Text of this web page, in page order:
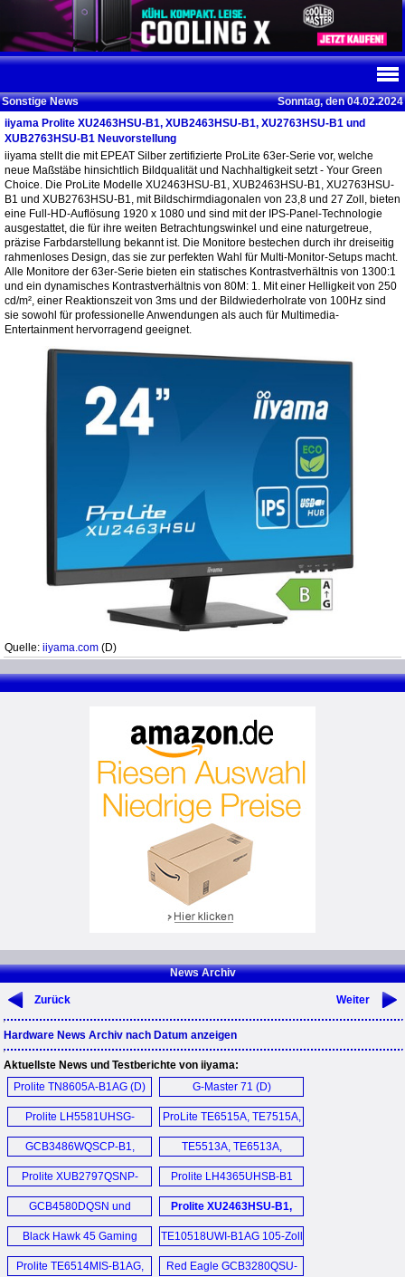
Sonstige News
Sonntag, den 04.02.2024
iiyama Prolite XU2463HSU-B1, XUB2463HSU-B1, XU2763HSU-B1 und
XUB2763HSU-B1 Neuvorstellung
iiyama stellt die mit EPEAT Silber zertifizierte ProLite 63er-Serie vor, welche
neue Maßstäbe hinsichtlich Bildqualität und Nachhaltigkeit setzt - Your Green
Choice. Die ProLite Modelle XU2463HSU-B1, XUB2463HSU-B1, XU2763HSU-
B1 und XUB2763HSU-B1, mit Bildschirmdiagonalen von 23,8 und 27 Zoll, bieten
eine Full-HD-Auflösung 1920 x 1080 und sind mit der IPS-Panel-Technologie
ausgestattet, die für ihre weiten Betrachtungswinkel und eine naturgetreue,
präzise Farbdarstellung bekannt ist. Die Monitore bestechen durch ihr dreiseitig
rahmenloses Design, das sie zur perfekten Wahl für Multi-Monitor-Setups macht.
Alle Monitore der 63er-Serie bieten ein statisches Kontrastverhältnis von 1300:1
und ein dynamisches Kontrastverhältnis von 80M: 1. Mit einer Helligkeit von 250
cd/m², einer Reaktionszeit von 3ms und der Bildwiederholrate von 100Hz sind
sie sowohl für professionelle Anwendungen als auch für Multimedia-
Entertainment hervorragend geeignet.
Quelle: iiyama.com (D)
News Archiv
Zurück Weiter
Hardware News Archiv nach Datum anzeigen
Aktuellste News und Testberichte von iiyama:
Prolite TN8605A-B1AG (D)
G-Master 71 (D)
Prolite LH5581UHSG-
1AG (D)
ProLite TE6515A, TE7515A,
TE8615A-B1AG (D)
GCB3486WQSCP-B1,
GCB3484WQSU-B1,
GCB3482WQSU-B1
Monitor (D)
TE5513A, TE6513A,
TE7513A, TE8613A,
TE9813A-B1AG (D)
Prolite XUB2797QSNP-
B1 (D)
Prolite LH4365UHSB-B1
Monitor (D)
GCB4580DQSN und
XCB4594DQSN-B1
Monitor (D)
Prolite XU2463HSU-B1,
XUB2463HSU-B1,
XU2763HSU-B1 und
XUB2763HSU-B1 (D)
Black Hawk 45 Gaming
Monitor (D)
TE10518UWI-B1AG 105-Zoll
Monitor (D)
Prolite TE6514MIS-B1AG,
Red Eagle GCB3280QSU-